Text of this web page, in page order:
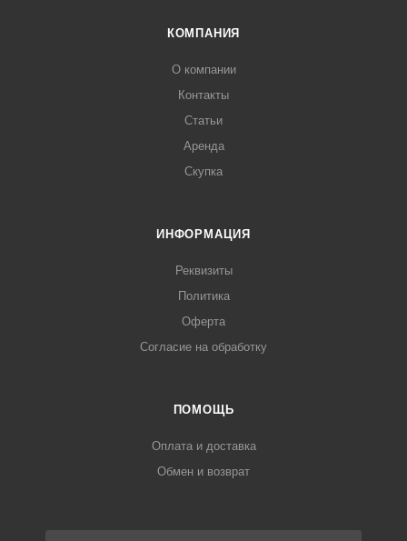
КОМПАНИЯ
О компании
Контакты
Статьи
Аренда
Скупка
ИНФОРМАЦИЯ
Реквизиты
Политика
Оферта
Согласие на обработку
ПОМОЩЬ
Оплата и доставка
Обмен и возврат